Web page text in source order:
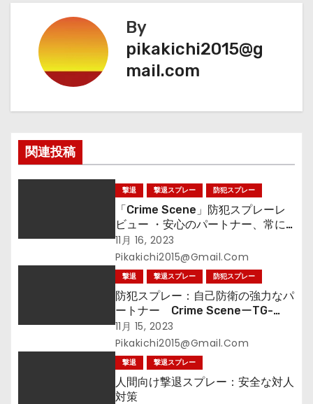
ビ
ゲ
ョ
By
pikakichi2015@g
mail.com
関連投稿
撃退 撃退スプレー 防犯スプレー
「Crime Scene」防犯スプレーレ
ビュー ・安心のパートナー、常に
身近に
11月 16, 2023
Pikakichi2015@gmail.com
撃退 撃退スプレー 防犯スプレー
防犯スプレー：自己防衛の強力なパ
ートナー Crime SceneーTG-
2508
11月 15, 2023
Pikakichi2015@gmail.com
撃退 撃退スプレー
人間向け撃退スプレー：安全な対人
対策